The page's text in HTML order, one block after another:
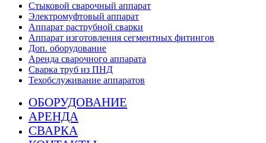
Стыковой сварочный аппарат
Электромуфтовый аппарат
Аппарат раструбной сварки
Аппарат изготовления сегментных фитингов
Доп. оборудование
Аренда сварочного аппарата
Сварка труб из ПНД
Техобслуживание аппаратов
ОБОРУДОВАНИЕ
АРЕНДА
СВАРКА